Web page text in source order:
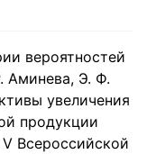
вероятностей
Аминева, Э. Ф.
увеличения
продукции
Всероссийской